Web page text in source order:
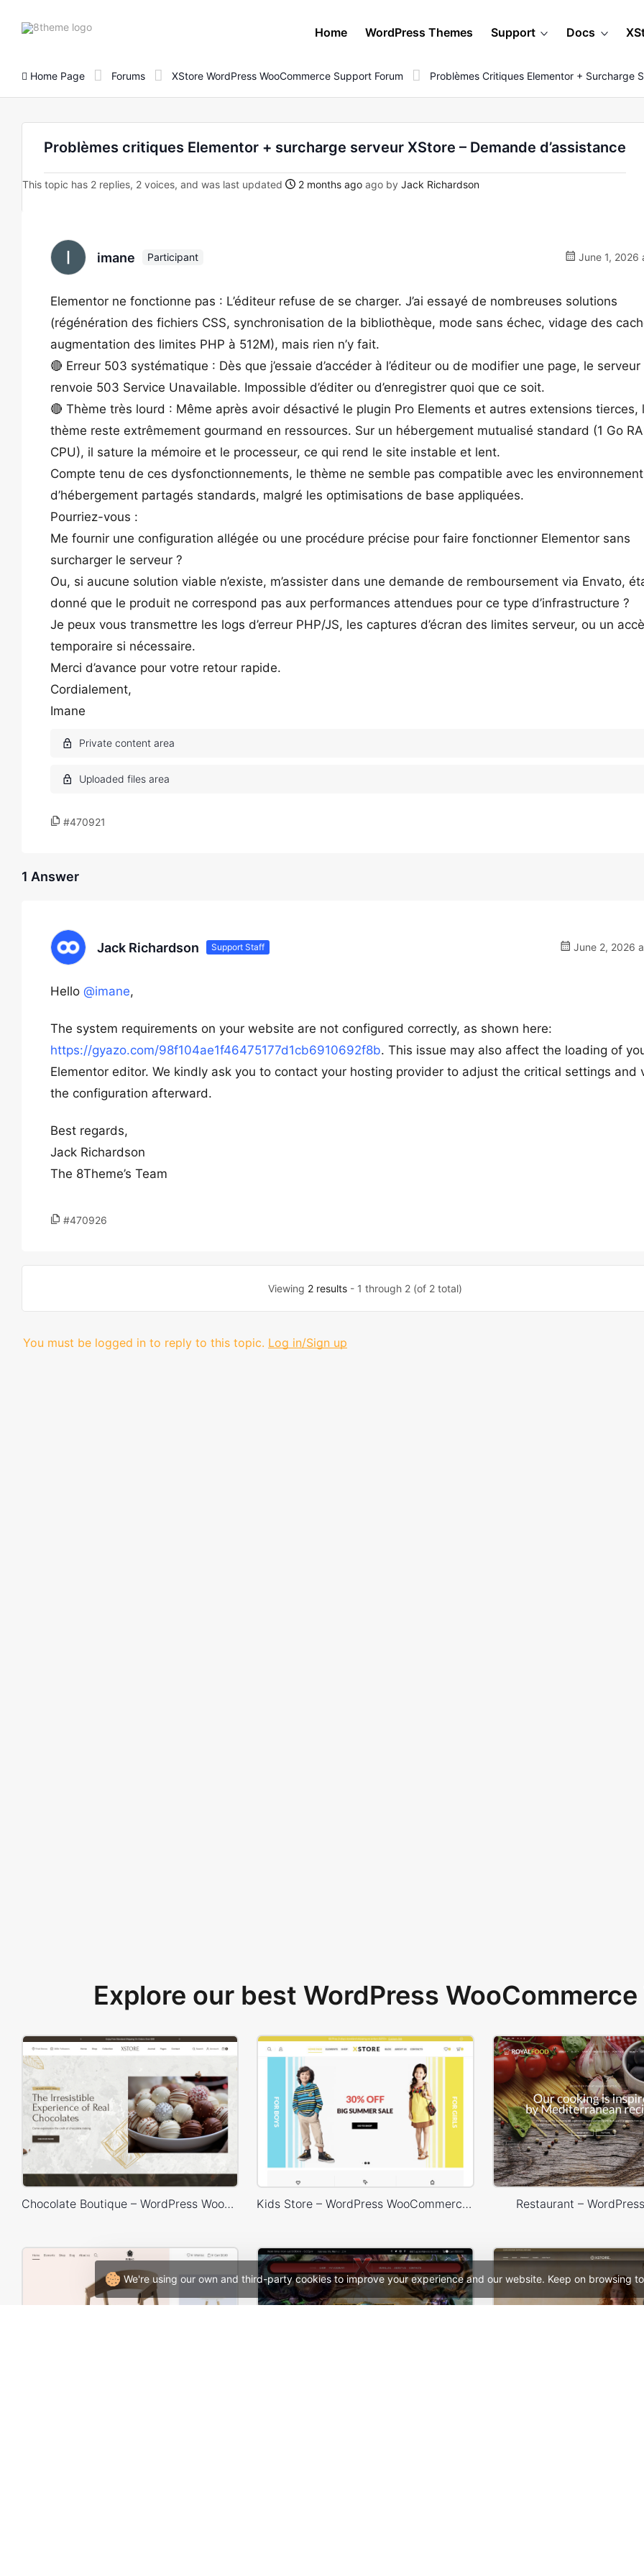
We're using our own and third-party cookies to improve your experience and our website. Keep on browsing
8theme
Home WordPress Themes Support Docs
Home Page Forums XStore WordPress WooCommerce Support Forum Problèmes Critiques Elementor + Surcharge
Problèmes critiques Elementor + surcharge serveur XStore – Demande d’assistance
This topic has 2 replies, 2 voices, and was last updated 2 months ago ago by Jack Richardson
imane Participant June 1, 2026
Elementor ne fonctionne pas : L’éditeur refuse de se charger. J’ai essayé de nombreuses solutions
(régénération des fichiers CSS, synchronisation de la bibliothèque, mode sans échec, vidage des
augmentation des limites PHP à 512M), mais rien n’y fait.
🔴 Erreur 503 systématique : Dès que j’essaie d’accéder à l’éditeur ou de modifier une page, le serveur
renvoie 503 Service Unavailable. Impossible d’éditer ou d’enregistrer quoi que ce soit.
🔴 Thème très lourd : Même après avoir désactivé le plugin Pro Elements et autres extensions tierces,
thème reste extrêmement gourmand en ressources. Sur un hébergement mutualisé standard (1 Go
CPU), il sature la mémoire et le processeur, ce qui rend le site instable et lent.
Compte tenu de ces dysfonctionnements, le thème ne semble pas compatible avec les
d’hébergement partagés standards, malgré les optimisations de base appliquées.
Pourriez-vous :
Me fournir une configuration allégée ou une procédure précise pour faire fonctionner Elementor sans
surcharger le serveur ?
Ou, si aucune solution viable n’existe, m’assister dans une demande de remboursement via Envato,
donné que le produit ne correspond pas aux performances attendues pour ce type d’infrastructure ?
Je peux vous transmettre les logs d’erreur PHP/JS, les captures d’écran des limites serveur, ou un
temporaire si nécessaire.
Merci d’avance pour votre retour rapide.
Cordialement,
Imane
#470921
1 Answer
Jack Richardson Support Staff June 2, 2026
Hello @imane,
The system requirements on your website are not configured correctly, as shown here:
https://gyazo.com/98f104ae1f46475177d1cb6910692f8b. This issue may also affect the loading of
Elementor editor. We kindly ask you to contact your hosting provider to adjust the critical settings and
the configuration afterward.
Best regards,
Jack Richardson
The 8Theme’s Team
#470926
Viewing 2 results- 1 through 2 (of 2 total)
You must be logged in to reply to this topic. Log in/Sign up
Explore our best WordPress
Chocolate Boutique – WordPress WooCommerce Theme Kids Store – WordPress WooCommerce Theme Restaurant –